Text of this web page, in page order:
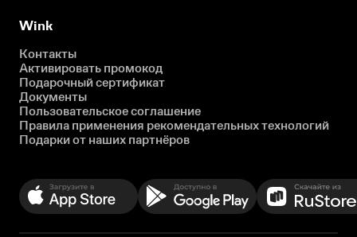
Wink
Контакты
Активировать промокод
Подарочный сертификат
Документы
Пользовательское соглашение
Правила применения рекомендательных технологий
Подарки от наших партнёров